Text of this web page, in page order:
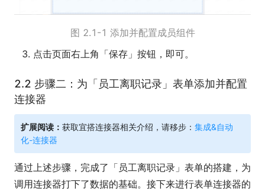
图 2.1-1 添加并配置成员组件
点击页面右上角「保存」按钮，即可。
2.2 步骤二：为「员工离职记录」表单添加并配置
连接器
扩展阅读： 获取宜搭连接器相关介绍，请移步： 集成&自动
化-连接器
通过上述步骤，完成了「员工离职记录」表单的搭建，为
调用连接器打下了数据的基础。接下来进行表单连接器的